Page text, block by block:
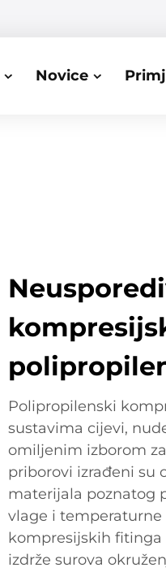
Novice
Polipropilenski
sustavima cijevi,
omiljenim izborom
priborovi izrađeni su
materijala poznatog
vlage i
kompresijskih fitinga
izdrže surova